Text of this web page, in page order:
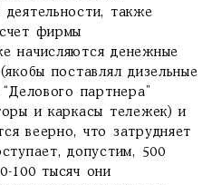
деятельности, также
фирмы
начисляются денежные
поставлял дизельные
партнера”
и каркасы тележек) и
веерно, что затрудняет
допустим, 500
100 тысяч они